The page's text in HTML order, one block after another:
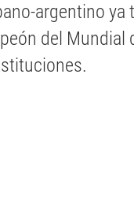
argentino ya
del Mundial